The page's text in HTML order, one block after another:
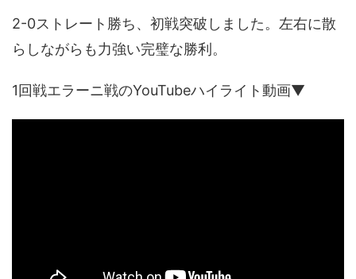
2-0ストレート勝ち、初戦突破しました。左右に散
らしながらも力強い完璧な勝利。
1回戦エラーニ戦のYouTubeハイライト動画▼